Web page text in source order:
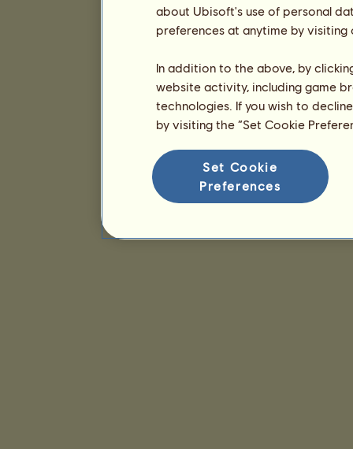
about Ubisoft's use of personal
preferences at anytime by
In addition to the above, by
website activity, including game
technologies. If you wish to
by visiting the “Set Cookie
Set Cookie
Preferences